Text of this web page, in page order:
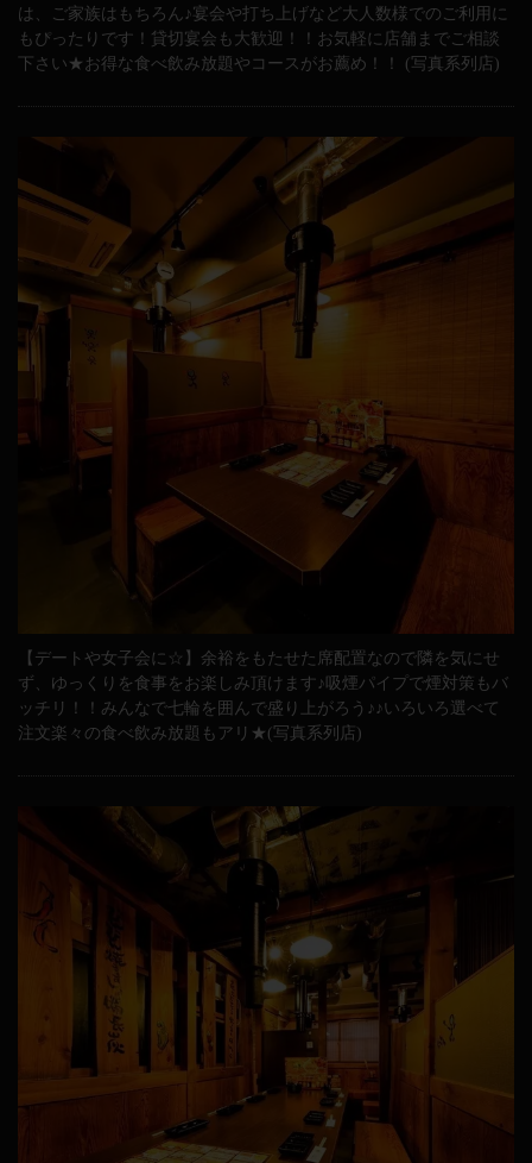
は、ご家族はもちろん♪宴会や打ち上げなど大人数様でのご利用に
もぴったりです！貸切宴会も大歓迎！！お気軽に店舗までご相談
下さい★お得な食べ飲み放題やコースがお薦め！！ (写真系列店)
【デートや女子会に☆】余裕をもたせた席配置なので隣を気にせ
ず、ゆっくりを食事をお楽しみ頂けます♪吸煙パイプで煙対策もバ
ッチリ！！みんなで七輪を囲んで盛り上がろう♪♪いろいろ選べて
注文楽々の食べ飲み放題もアリ★(写真系列店)